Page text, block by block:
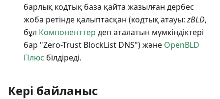
барлық кодтық база қайта жазылған дербес
жоба ретінде қалыптасқан (кодтық атауы:zBLD,
бұл Компоненттер деп аталатын мүмкіндіктері
бар "Zero-Trust BlockList DNS") және OpenBLD
Плюс білдіреді.
Кері байланыс